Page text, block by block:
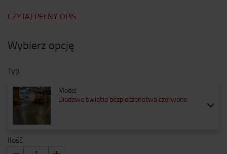
CZYTAJ PEŁNY OPIS
Wybierz opcję
Typ
Model
Diodowe światło bezpieczeństwa czerwone
Ilość